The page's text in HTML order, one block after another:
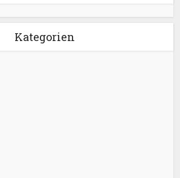
Kategorien